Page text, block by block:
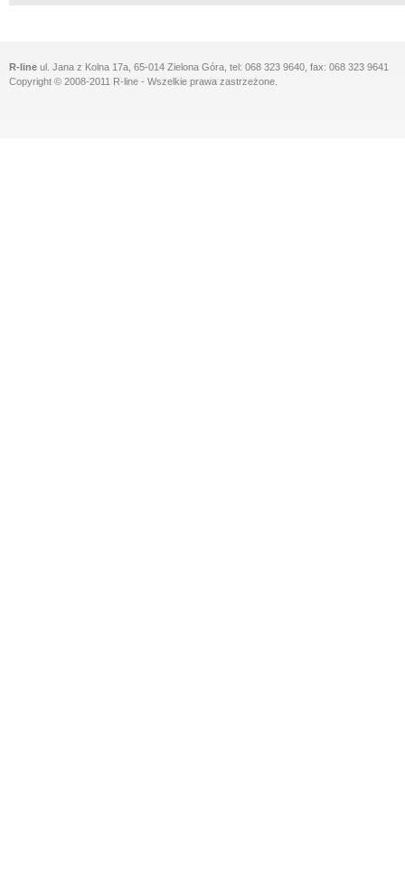
R-line ul. Jana z Kolna 17a, 65-014 Zielona Góra, tel: 068 323 9640, fax: 068 323 9641
Copyright © 2008-2011 R-line - Wszelkie prawa zastrzeżone.